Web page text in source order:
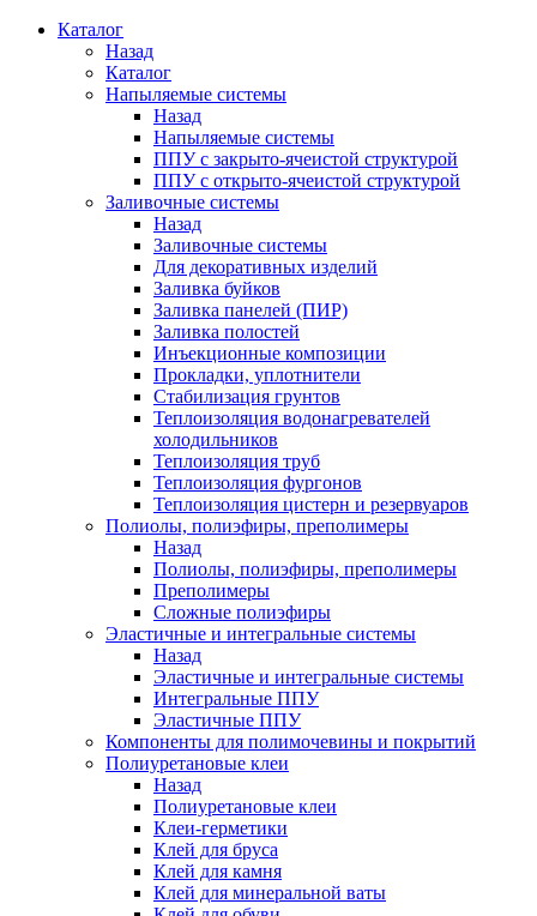
Каталог
Назад
Каталог
Напыляемые системы
Назад
Напыляемые системы
ППУ с закрыто-ячеистой структурой
ППУ с открыто-ячеистой структурой
Заливочные системы
Назад
Заливочные системы
Для декоративных изделий
Заливка буйков
Заливка панелей (ПИР)
Заливка полостей
Инъекционные композиции
Прокладки, уплотнители
Стабилизация грунтов
Теплоизоляция водонагревателей
холодильников
Теплоизоляция труб
Теплоизоляция фургонов
Теплоизоляция цистерн и резервуаров
Полиолы, полиэфиры, преполимеры
Назад
Полиолы, полиэфиры, преполимеры
Преполимеры
Сложные полиэфиры
Эластичные и интегральные системы
Назад
Эластичные и интегральные системы
Интегральные ППУ
Эластичные ППУ
Компоненты для полимочевины и покрытий
Полиуретановые клеи
Назад
Полиуретановые клеи
Клеи-герметики
Клей для бруса
Клей для камня
Клей для минеральной ваты